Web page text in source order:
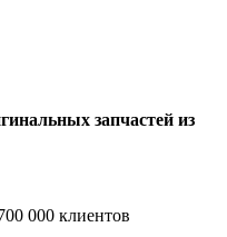
запчастей из
000 клиентов